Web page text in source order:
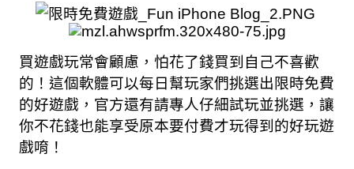
買遊戲玩常會顧慮，怕花了錢買到自己不喜歡
的！這個軟體可以每日幫玩家們挑選出限時免費
的好遊戲，官方還有請專人仔細試玩並挑選，讓
你不花錢也能享受原本要付費才玩得到的好玩遊
戲唷！